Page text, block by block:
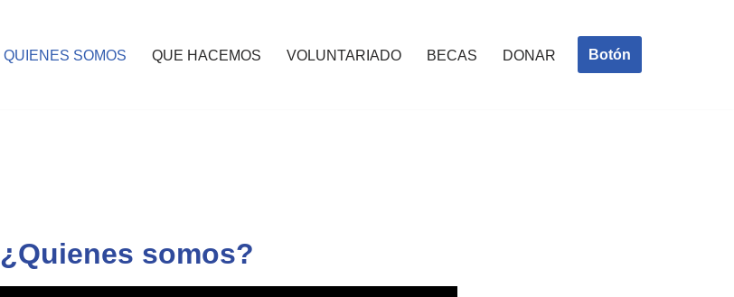
QUIENES SOMOS QUE HACEMOS VOLUNTARIADO BECAS DONAR Botón
¿Quienes somos?